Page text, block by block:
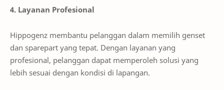
4. Layanan Profesional
Hippogenz membantu pelanggan dalam memilih genset
dan sparepart yang tepat. Dengan layanan yang
profesional, pelanggan dapat memperoleh solusi yang
lebih sesuai dengan kondisi di lapangan.